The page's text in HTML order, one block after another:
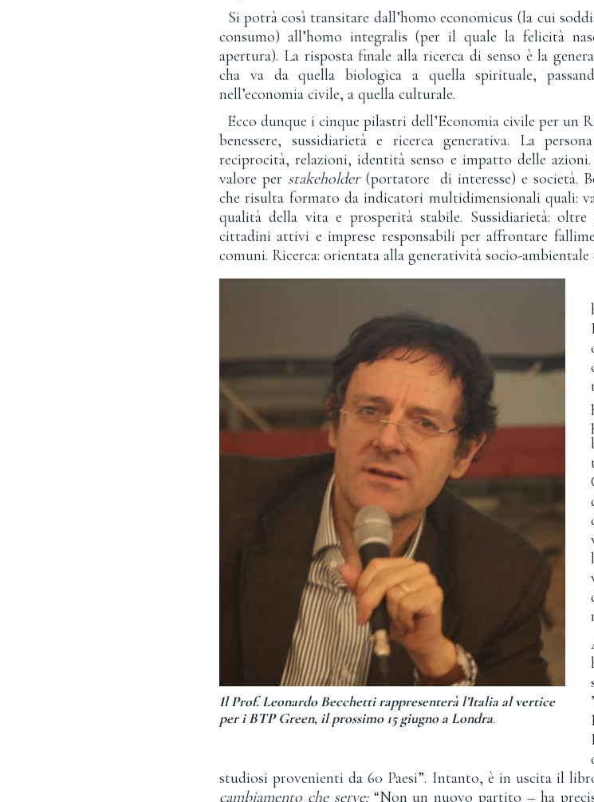
Si potrà così transitare dall’homo economicus (la cui
consumo) all’homo integralis (per il quale la felicità
apertura). La risposta finale alla ricerca di senso è la
cha va da quella biologica a quella spirituale,
nell’economia civile, a quella culturale.
Ecco dunque i cinque pilastri dell’Economia civile per un
benessere, sussidiarietà e ricerca generativa. La
reciprocità, relazioni, identità senso e impatto delle azioni.
valore per stakeholder(portatore di interesse) e società.
che risulta formato da indicatori multidimensionali quali:
qualità della vita e prosperità stabile. Sussidiarietà:
cittadini attivi e imprese responsabili per affrontare
comuni. Ricerca: orientata alla generatività socio-ambientale
Il Prof. Leonardo Becchetti rappresenterà l’Italia al vertice
per i BTP Green, il prossimo 15 giugno a Londra.
studiosi provenienti da 60 Paesi”. Intanto, è in uscita il
cambiamento che serve: “Non un nuovo partito – ha